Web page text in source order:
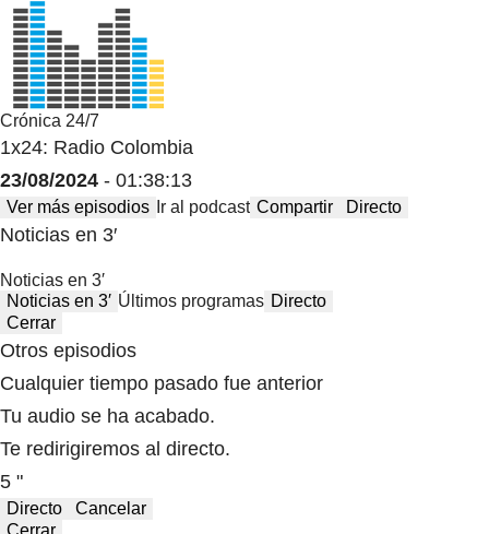
Crónica 24/7
1x24: Radio Colombia
23/08/2024 - 01:38:13
Ver más episodios Ir al podcast Compartir Directo
Noticias en 3′
Noticias en 3′
Noticias en 3′ Últimos programas Directo
Cerrar
Otros episodios
Cualquier tiempo pasado fue anterior
Tu audio se ha acabado.
Te redirigiremos al directo.
5 "
Directo
Cancelar
Cerrar